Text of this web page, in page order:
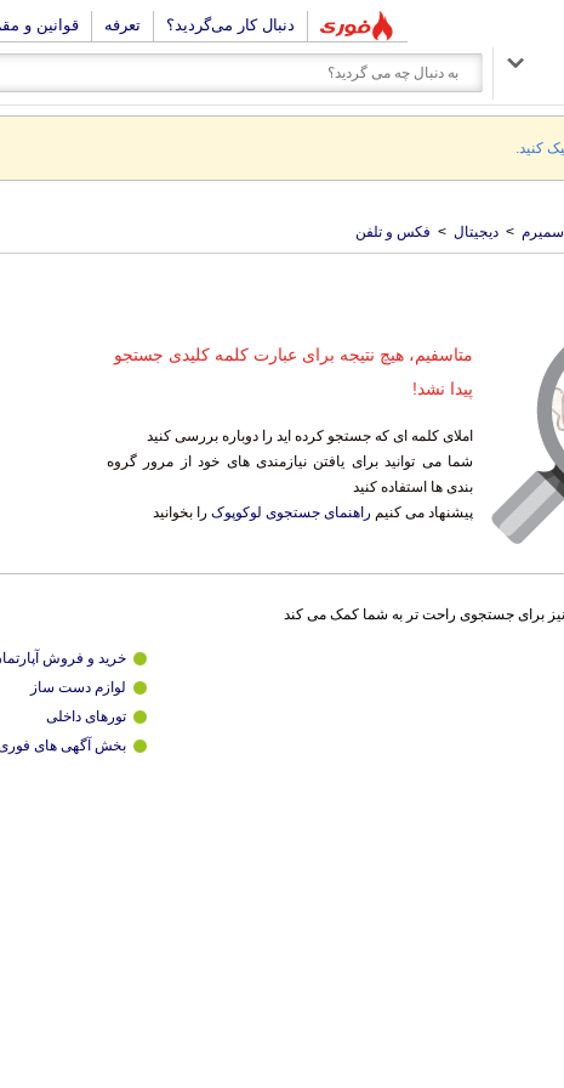
دنبال کار می‌گردید؟ تعرفه قوانین و
کنید.
> دیجیتال > فکس و تلفن
متاسفیم، هیچ نتیجه برای عبارت کلمه کلیدی جستجو
پیدا نشد!
املای کلمه ای که جستجو کرده اید را دوباره بررسی کنید
شما می توانید برای یافتن نیازمندی های خود از مرور گروه
بندی ها استفاده کنید
پیشنهاد می کنیم راهنمای جستجوی لوکوپوک را بخوانید
برای جستجوی راحت تر به شما کمک می کند
خرید و فروش
لوازم دست ساز
تورهای داخلی
بخش آگهی های